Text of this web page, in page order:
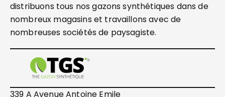
distribuons tous nos gazons synthétiques dans de
nombreux magasins et travaillons avec de
nombreuses sociétés de paysagiste.
339 A Avenue Antoine Emile